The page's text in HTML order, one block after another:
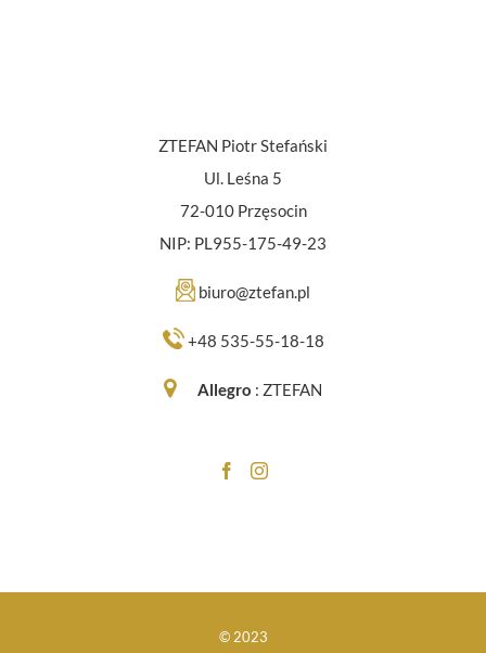
ZTEFAN Piotr Stefański
Ul. Leśna 5
72-010 Przęsocin
NIP: PL955-175-49-23
biuro@ztefan.pl
+48 535-55-18-18
Allegro : ZTEFAN
© 2023